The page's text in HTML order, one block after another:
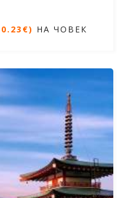
и Старите столици +
НА
НА ЧОВЕК